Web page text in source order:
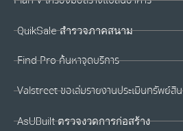
QuikSale สำรวจภาคสนาม
Find Pro ค้นหาจุดบริการ
Valstreet ขอเล่มรายงานประเมินทรัพย์สิน
AsUBuilt ตรวจงวดการก่อสร้าง